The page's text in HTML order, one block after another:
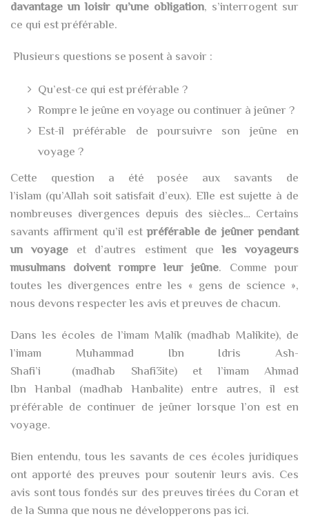
davantage un loisir qu’une obligation, s’interrogent sur
ce qui est préférable.
Plusieurs questions se posent à savoir :
Qu’est-ce qui est préférable ?
Rompre le jeûne en voyage ou continuer à jeûner ?
Est-il préférable de poursuivre son jeûne en
voyage ?
Cette question a été posée aux savants de
l’islam (qu’Allah soit satisfait d’eux). Elle est sujette à de
nombreuses divergences depuis des siècles… Certains
savants affirment qu’il estpréférable de jeûner pendant
un voyage et d’autres estiment que les voyageurs
musulmans doivent rompre leur jeûne. Comme pour
toutes les divergences entre les « gens de science »,
nous devons respecter les avis et preuves de chacun.
Dans les écoles de l’imam Malik (madhab Malikite), de
l’imam Muhammad Ibn Idris Ash-
Shafi’i (madhab Shafi3ite) et l’imam Ahmad
Ibn Hanbal (madhab Hanbalite) entre autres, il est
préférable de continuer de jeûner lorsque l’on est en
voyage.
Bien entendu, tous les savants de ces écoles juridiques
ont apporté des preuves pour soutenir leurs avis. Ces
avis sont tous fondés sur des preuves tirées du Coran et
de la Sunna que nous ne développerons pas ici.